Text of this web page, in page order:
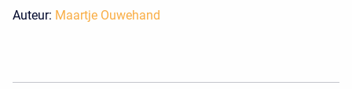
Auteur: Maartje Ouwehand